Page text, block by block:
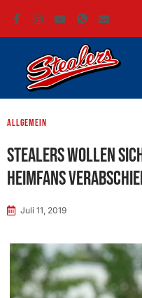
Allgemein
Stealers wollen
Heimfans
Juli 11, 2019